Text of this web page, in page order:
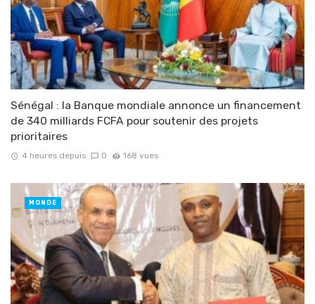
Sénégal : la Banque mondiale annonce un financement
de 340 milliards FCFA pour soutenir des projets
prioritaires
4 heures depuis 0 168 vues
MONDE